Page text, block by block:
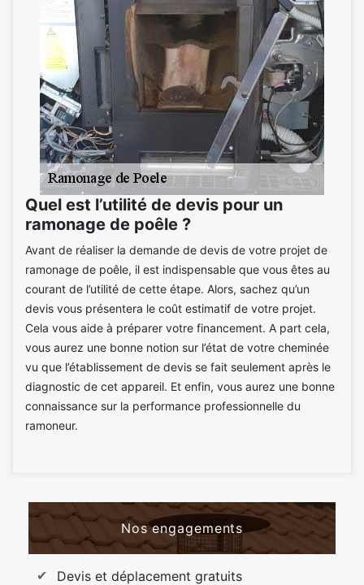
Quel est l’utilité de devis pour un
ramonage de poêle ?
Avant de réaliser la demande de devis de votre projet de
ramonage de poêle, il est indispensable que vous êtes au
courant de l’utilité de cette étape. Alors, sachez qu’un
devis vous présentera le coût estimatif de votre projet.
Cela vous aide à préparer votre financement. A part cela,
vous aurez une bonne notion sur l’état de votre cheminée
vu que l’établissement de devis se fait seulement après le
diagnostic de cet appareil. Et enfin, vous aurez une bonne
connaissance sur la performance professionnelle du
ramoneur.
Nos engagements
Devis et déplacement gratuits